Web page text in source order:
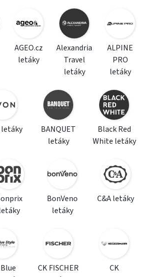
AGEO.cz
letáky
Alexandria
Travel
letáky
ALPINE
PRO
letáky
letáky
BANQUET
letáky
Black Red
White letáky
BonVeno
letáky
C&A letáky
CK FISCHER
CK